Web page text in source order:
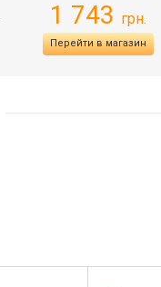
1 743 грн.
Перейти в магазин